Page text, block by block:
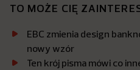
TO MOŻE CIĘ
EBC zmienia design
nowy wzór
Ten krój pisma mówi co